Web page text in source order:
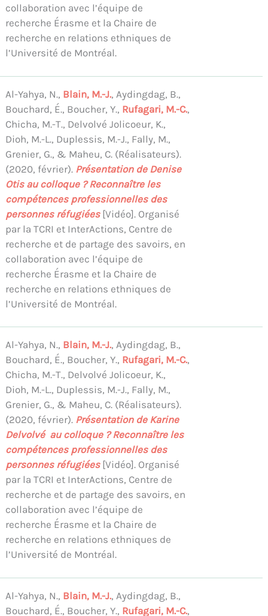
collaboration avec l’équipe de
recherche Érasme et la Chaire de
recherche en relations ethniques de
l’Université de Montréal.
Al-Yahya, N., Blain, M.-J., Aydingdag, B.,
Bouchard, É., Boucher, Y., Rufagari, M.-C.,
Chicha, M.-T., Delvolvé Jolicoeur, K.,
Dioh, M.-L., Duplessis, M.-J., Fally, M.,
Grenier, G., & Maheu, C. (Réalisateurs).
(2020, février). Présentation de Denise
Otis au colloque ? Reconnaître les
compétences professionnelles des
personnes réfugiées[Vidéo]. Organisé
par la TCRI et InterActions, Centre de
recherche et de partage des savoirs, en
collaboration avec l’équipe de
recherche Érasme et la Chaire de
recherche en relations ethniques de
l’Université de Montréal.
Al-Yahya, N., Blain, M.-J., Aydingdag, B.,
Bouchard, É., Boucher, Y., Rufagari, M.-C.,
Chicha, M.-T., Delvolvé Jolicoeur, K.,
Dioh, M.-L., Duplessis, M.-J., Fally, M.,
Grenier, G., & Maheu, C. (Réalisateurs).
(2020, février). Présentation de Karine
Delvolvé au colloque ? Reconnaître les
compétences professionnelles des
personnes réfugiées[Vidéo]. Organisé
par la TCRI et InterActions, Centre de
recherche et de partage des savoirs, en
collaboration avec l’équipe de
recherche Érasme et la Chaire de
recherche en relations ethniques de
l’Université de Montréal.
Al-Yahya, N., Blain, M.-J., Aydingdag, B.,
Bouchard, É., Boucher, Y., Rufagari, M.-C.,